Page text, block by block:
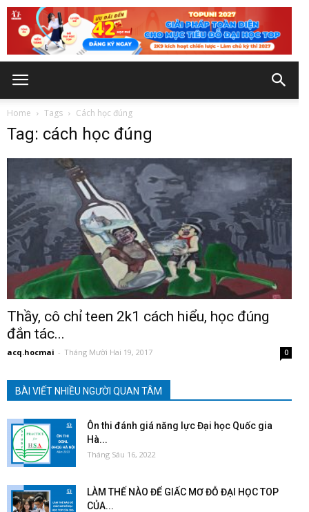
Home Tags Cách học đúng
Tag: cách học đúng
Thầy, cô chỉ teen 2k1 cách hiểu, học đúng
đắn tác...
acq.hocmai - Tháng Mười Hai 19, 2017 0
BÀI VIẾT NHIỀU NGƯỜI QUAN TÂM
Ôn thi đánh giá năng lực Đại học Quốc gia
Hà...
Tháng Sáu 16, 2022
LÀM THẾ NÀO ĐỂ GIẤC MƠ ĐỖ ĐẠI HỌC TOP
CỦA...